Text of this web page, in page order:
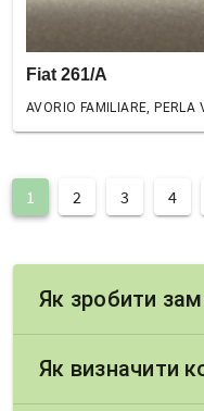
Fiat 261/A
AVORIO FAMILIARE, PERLA
1 2 3 4
Як зробити
Як визначити